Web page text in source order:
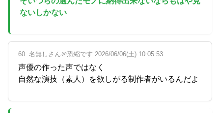
ないしかない
60. 名無しさん＠恐縮です 2026/06/06(土) 10:05:53
声優の作った声ではなく
自然な演技（素人）を欲しがる制作者がいるんだよ